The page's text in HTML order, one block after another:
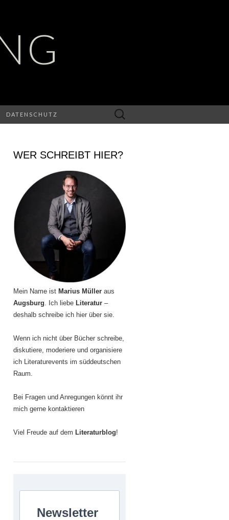
DATENSCHUTZ
Suchen
nach:
WER SCHREIBT HIER?
Mein Name ist Marius Müller aus
Augsburg. Ich liebe Literatur –
deshalb schreibe ich hier über sie.
Wenn ich nicht über Bücher schreibe,
diskutiere, moderiere und organisiere
ich Literaturevents im süddeutschen
Raum.
Bei Fragen und Anregungen könnt ihr
mich gerne kontaktieren
Viel Freude auf dem Literaturblog!
Newsletter